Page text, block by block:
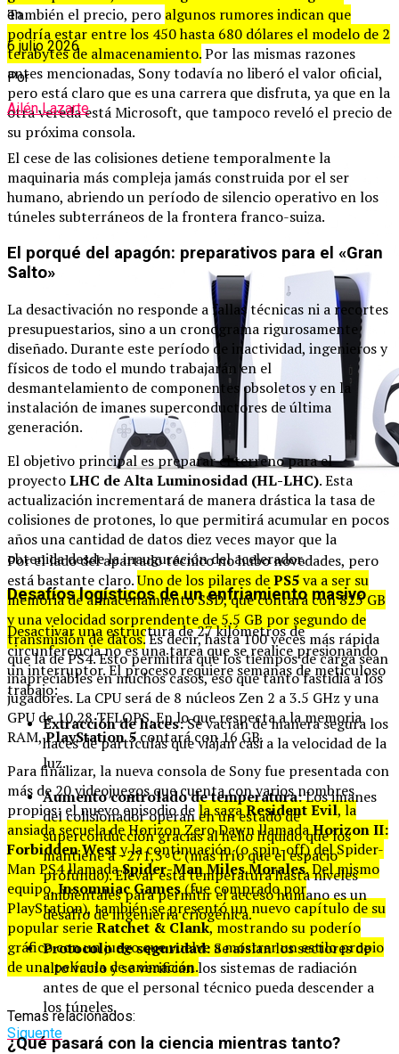
También el precio, pero algunos rumores indican que
podría estar entre los 450 hasta 680 dólares el modelo de 2
terabytes de almacenamiento.Por las mismas razones
antes mencionadas, Sony todavía no liberó el valor oficial,
pero está claro que es una carrera que disfruta, ya que en la
otra vereda está Microsoft, que tampoco reveló el precio de
su próxima consola.
Por el lado del apartado técnico no hubo novedades, pero
está bastante claro.Uno de los pilares dePS5va a ser su
memoria de almacenamiento SSD, que contará con 825 GB
y una velocidad sorprendente de 5.5 GB por segundo de
transmisión de datos.Es decir, hasta 100 veces más rápida
que la de PS4. Esto permitirá que los tiempos de carga sean
inapreciables en muchos casos, eso que tanto fastidia a los
jugadores. La CPU será de 8 núcleos Zen 2 a 3.5 GHz y una
GPU de 10.28 TFLOPS. En lo que respecta a la memoria
RAM,PlayStation 5contará con 16 GB.
Para finalizar, la nueva consola de Sony fue presentada con
más de 20 videojuegos que cuenta con varios nombres
propios: el nuevo episodio dela sagaResident Evil, la
ansiada secuela de Horizon Zero Dawn llamadaHorizon II:
Forbidden Westy la continuación (o spin-off) del Spider-
Man PS4 llamadaSpider-Man Miles Morales. Del mismo
equipo,Insomniac Games(fue comprado por
PlayStation), también se presentó un nuevo capítulo de su
popular serieRatchet & Clank, mostrando su poderío
gráfico con un juego que vuelve a mostrar un estilo propio
de una película de animación.
Temas relacionados:
Siguente
en
6 julio 2026
Por
Ailén Lazarte
El cese de las colisiones detiene temporalmente la
maquinaria más compleja jamás construida por el ser
humano, abriendo un período de silencio operativo en los
túneles subterráneos de la frontera franco-suiza.
El porqué del apagón: preparativos para el «Gran
Salto»
La desactivación no responde a fallas técnicas ni a recortes
presupuestarios, sino a un cronograma rigurosamente
diseñado. Durante este período de inactividad, ingenieros y
físicos de todo el mundo trabajarán en el
desmantelamiento de componentes obsoletos y en la
instalación de imanes superconductores de última
generación.
El objetivo principal es preparar el terreno para el
proyectoLHC de Alta Luminosidad (HL-LHC). Esta
actualización incrementará de manera drástica la tasa de
colisiones de protones, lo que permitirá acumular en pocos
años una cantidad de datos diez veces mayor que la
obtenida desde la inauguración del acelerador.
Desafíos logísticos de un enfriamiento masivo
Desactivar una estructura de 27 kilómetros de
circunferencia no es una tarea que se realice presionando
un interruptor. El proceso requiere semanas de meticuloso
trabajo:
Extracción de haces:Se vacían de manera segura los
haces de partículas que viajan casi a la velocidad de la
luz.
Aumento controlado de temperatura:Los imanes
del colisionador operan en un estado de
superconducción gracias al helio líquido que los
mantiene a−271,3∘C(más frío que el espacio
profundo). Elevar esta temperatura hasta niveles
ambientales para permitir el acceso humano es un
desafío de ingeniería criogénica.
Protocolo de seguridad: Se aíslan los sectores de
alto vacío y se verifican los sistemas de radiación
antes de que el personal técnico pueda descender a
los túneles.
¿Qué pasará con la ciencia mientras tanto?